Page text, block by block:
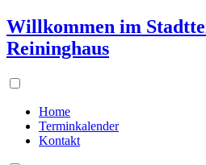
Willkommen im
Reininghaus
Home
Terminkalender
Kontakt